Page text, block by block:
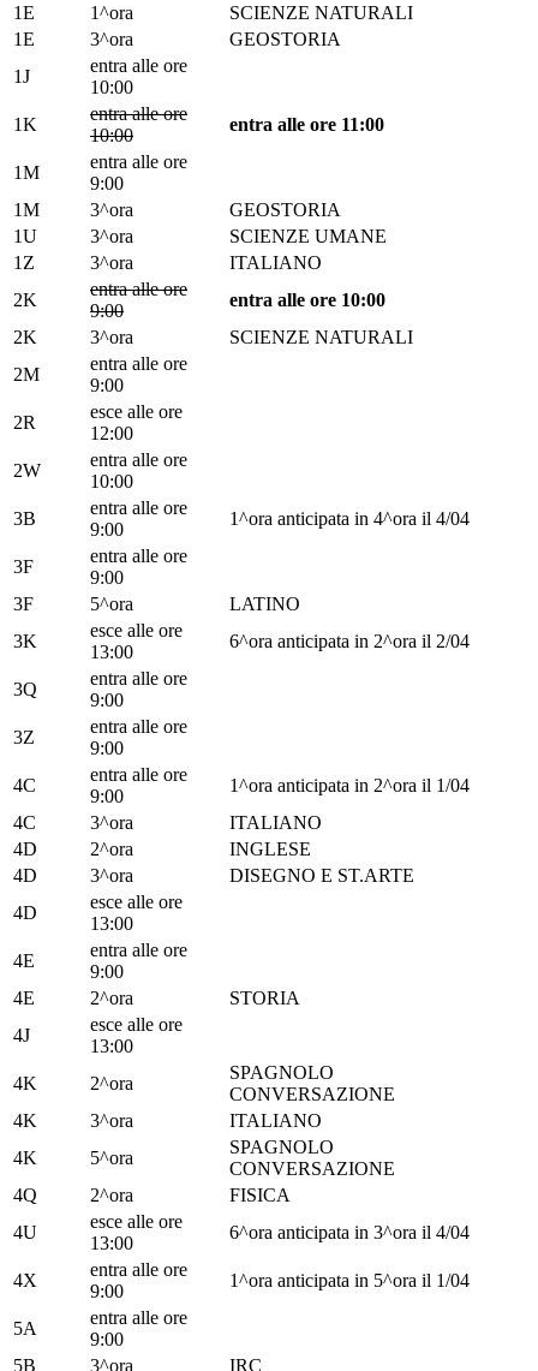
1E
1^ora
SCIENZE NATURALI
1E
3^ora
GEOSTORIA
1J
entra alle ore
10:00
1K
entra alle ore
10:00
entra alle ore 11:00
1M
entra alle ore
9:00
1M
3^ora
GEOSTORIA
1U
3^ora
SCIENZE UMANE
1Z
3^ora
ITALIANO
2K
entra alle ore
9:00
entra alle ore 10:00
2K
3^ora
SCIENZE NATURALI
2M
entra alle ore
9:00
2R
esce alle ore
12:00
2W
entra alle ore
10:00
3B
entra alle ore
9:00
1^ora anticipata in 4^ora il 4/04
3F
entra alle ore
9:00
3F
5^ora
LATINO
3K
esce alle ore
13:00
6^ora anticipata in 2^ora il 2/04
3Q
entra alle ore
9:00
3Z
entra alle ore
9:00
4C
entra alle ore
9:00
1^ora anticipata in 2^ora il 1/04
4C
3^ora
ITALIANO
4D
2^ora
INGLESE
4D
3^ora
DISEGNO E ST.ARTE
4D
esce alle ore
13:00
4E
entra alle ore
9:00
4E
2^ora
STORIA
4J
esce alle ore
13:00
4K
2^ora
SPAGNOLO
CONVERSAZIONE
4K
3^ora
ITALIANO
4K
5^ora
SPAGNOLO
CONVERSAZIONE
4Q
2^ora
FISICA
4U
esce alle ore
13:00
6^ora anticipata in 3^ora il 4/04
4X
entra alle ore
9:00
1^ora anticipata in 5^ora il 1/04
5A
entra alle ore
9:00
5B
3^ora IRC